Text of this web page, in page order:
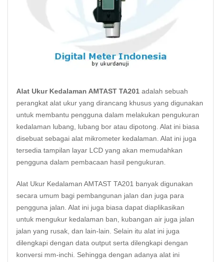
Alat Ukur Kedalaman AMTAST TA201 adalah sebuah
perangkat alat ukur yang dirancang khusus yang digunakan
untuk membantu pengguna dalam melakukan pengukuran
kedalaman lubang, lubang bor atau dipotong. Alat ini biasa
disebuat sebagai alat mikrometer kedalaman. Alat ini juga
tersedia tampilan layar LCD yang akan memudahkan
pengguna dalam pembacaan hasil pengukuran.
Alat Ukur Kedalaman AMTAST TA201 banyak digunakan
secara umum bagi pembangunan jalan dan juga para
pengguna jalan . Alat ini juga biasa dapat diaplikasikan
untuk mengukur kedalaman ban, kubangan air juga jalan
jalan yang rusak, dan lain-lain. Selain itu alat ini juga
dilengkapi dengan data output serta dilengkapi dengan
konversi mm-inchi. Sehingga dengan adanya alat ini